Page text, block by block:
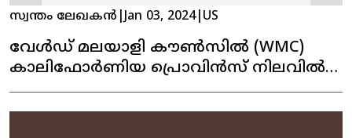
സ്വന്തം ലേഖകൻ |Jan 03, 2024| US
വേൾഡ് മലയാളി കൗൺസിൽ (WMC)
കാലിഫോർണിയ പ്രൊവിൻസ് നിലവിൽ
വന്നു. പ്രശസ്ത പിന്നണി ഗായിക
ഡെൽസി നൈനാൻ ഉത്‌ഘാടനം